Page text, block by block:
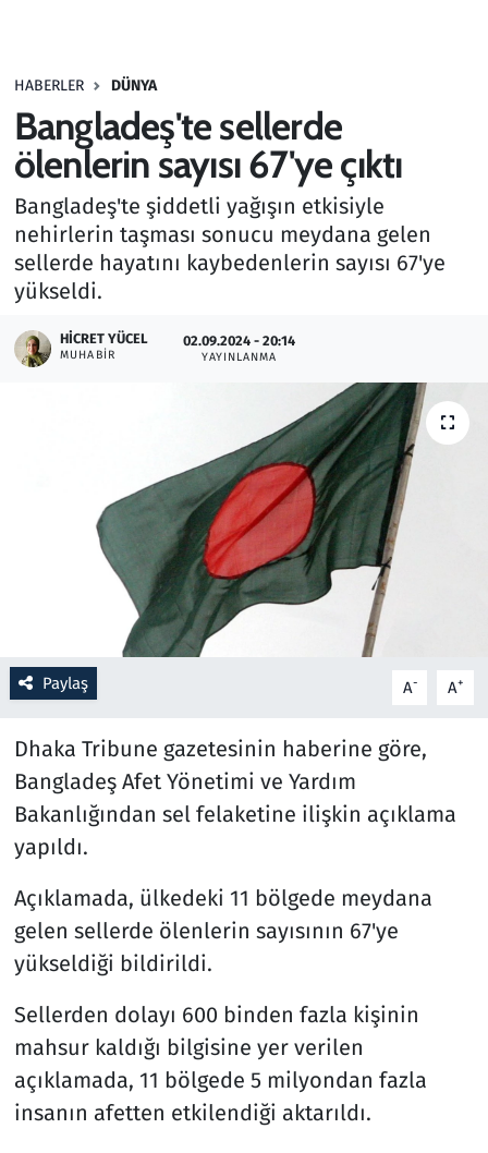
HABERLER DÜNYA
Bangladeş'te sellerde
ölenlerin sayısı 67'ye çıktı
Bangladeş'te şiddetli yağışın etkisiyle
nehirlerin taşması sonucu meydana gelen
sellerde hayatını kaybedenlerin sayısı 67'ye
yükseldi.
HICRET YÜCEL
MUHABIR
02.09.2024 - 20:14
YAYINLANMA
Paylaş A- A+
Dhaka Tribune gazetesinin haberine göre,
Bangladeş Afet Yönetimi ve Yardım
Bakanlığından sel felaketine ilişkin açıklama
yapıldı.
Açıklamada, ülkedeki 11 bölgede meydana
gelen sellerde ölenlerin sayısının 67'ye
yükseldiği bildirildi.
Sellerden dolayı 600 binden fazla kişinin
mahsur kaldığı bilgisine yer verilen
açıklamada, 11 bölgede 5 milyondan fazla
insanın afetten etkilendiği aktarıldı.
Haber
Kültür Sanat
Kurumsal Haberler
Lezzet Durağı
Resmi İlanlar
Rüya Tabirleri
Savunma Sanayi
Seçim 2023
Spor
Televizyon